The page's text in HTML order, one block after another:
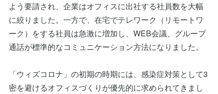
よう要請され、企業はオフィスに出社する社員数を大幅
に絞りました。一方で、在宅でテレワーク（リモートワ
ーク）をする社員は急激に増加し、WEB会議、グループ
通話が標準的なコミュニケーション方法になりました。
「ウィズコロナ」の初期の時期には、感染症対策として3
密を避けるオフィスづくりが優先的に求められてきまし